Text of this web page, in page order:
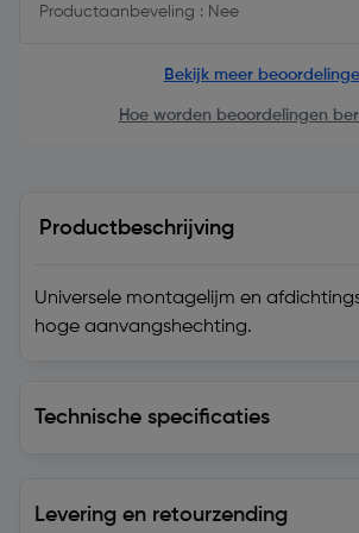
Productaanbeveling : Nee
Bekijk meer
Hoe worden beoordelingen
Productbeschrijving
Universele montagelijm en
hoge aanvangshechting.
Technische specificaties
Levering en retourzending